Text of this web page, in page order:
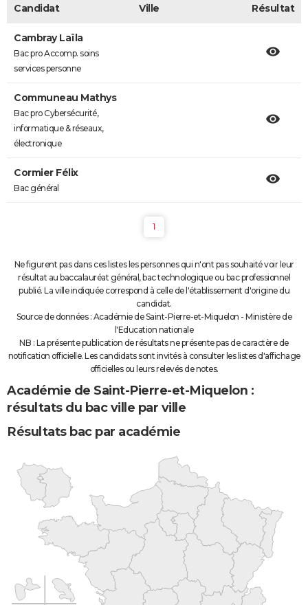
Candidat Ville Résultat
Cambray Laïla
Bac pro Accomp. soins
services personne
Communeau Mathys
Bac pro Cybersécurité,
informatique & réseaux,
électronique
Cormier Félix
Bac général
1
Ne figurent pas dans ces listes les personnes qui n'ont pas souhaité voir leur
résultat au baccalauréat général, bac technologique ou bac professionnel
publié. La ville indiquée correspond à celle de l'établissement d'origine du
candidat.
Source de données : Académie de Saint-Pierre-et-Miquelon - Ministère de
l'Education nationale
NB : La présente publication de résultats ne présente pas de caractère de
notification officielle. Les candidats sont invités à consulter les listes d'affichage
officielles ou leurs relevés de notes.
Académie de Saint-Pierre-et-Miquelon :
résultats du bac ville par ville
Résultats bac par académie